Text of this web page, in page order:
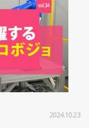
2024.10.23